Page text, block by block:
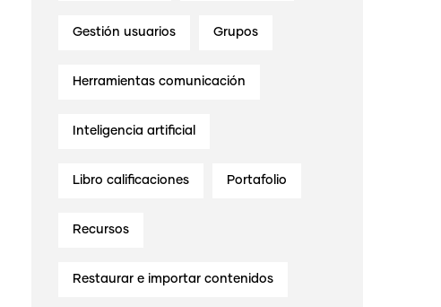
Gestión usuarios Grupos
Herramientas comunicación
Inteligencia artificial
Libro calificaciones Portafolio
Recursos
Restaurar e importar contenidos